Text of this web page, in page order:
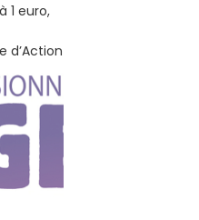
1 euro,
d’Action